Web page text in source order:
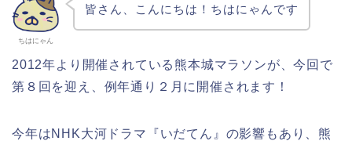
ちはにゃん
皆さん、こんにちは！ちはにゃんです
2012年より開催されている熊本城マラソンが、今回で
第８回を迎え、例年通り２月に開催されます！
今年はNHK大河ドラマ『いだてん』の影響もあり、 熊